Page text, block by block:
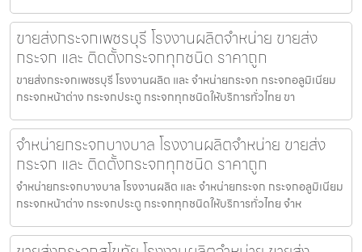
ขายส่งกระจกเพชรบุรี โรงงานผลิตจำหน่าย ขายส่ง
กระจก และ ติดตั้งกระจกทุกชนิด ราคาถูก
ขายส่งกระจกเพชรบุรี โรงงานผลิต และ จำหน่ายกระจก กระจกอลูมิเนียม
กระจกหน้าต่าง กระจกประตู กระจกทุกชนิดให้บริการทั่วไทย ขา
จำหน่ายกระจกบางบาล โรงงานผลิตจำหน่าย ขายส่ง
กระจก และ ติดตั้งกระจกทุกชนิด ราคาถูก
จำหน่ายกระจกบางบาล โรงงานผลิต และ จำหน่ายกระจก กระจกอลูมิเนียม
กระจกหน้าต่าง กระจกประตู กระจกทุกชนิดให้บริการทั่วไทย จำห